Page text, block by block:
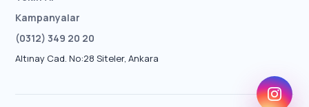
Kampanyalar
(0312) 349 20 20
Altınay Cad. No:28 Siteler, Ankara